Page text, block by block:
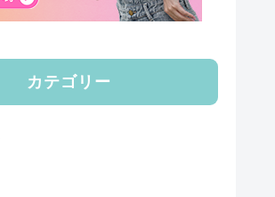
カテゴリー